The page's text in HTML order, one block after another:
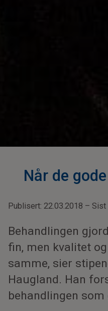
Når de
Publisert: 22.03.2018 – Sist
Behandlingen
fin, men kvalitet
samme, sier
Haugland. Han
behandlingen